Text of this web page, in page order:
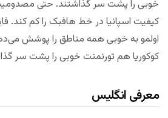
خوبی را پشت سر گذاشتند. حتی
کیفیت اسپانیا در خط هافبک را کم کند.
اولمو به خوبی همه مناطق را پوشش
کوکوریا هم تورنمنت خوبی را پشت سر
معرفی انگلیس